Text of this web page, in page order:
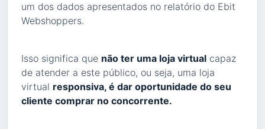
um dos dados apresentados no relatório do Ebit
Webshoppers.
Isso significa que não ter uma loja virtual capaz
de atender a este público, ou seja, uma loja
virtual responsiva, é dar oportunidade do seu
cliente comprar no concorrente.